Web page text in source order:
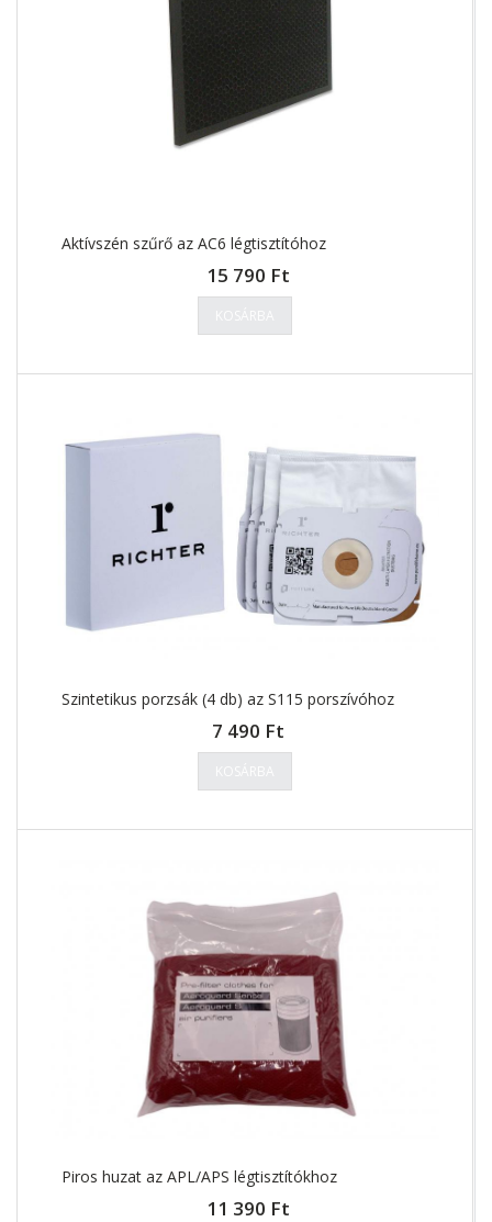
Aktívszén szűrő az AC6 légtisztítóhoz
15 790 Ft
Szintetikus porzsák (4 db) az S115 porszívóhoz
7 490 Ft
Piros huzat az APL/APS légtisztítókhoz
11 390 Ft